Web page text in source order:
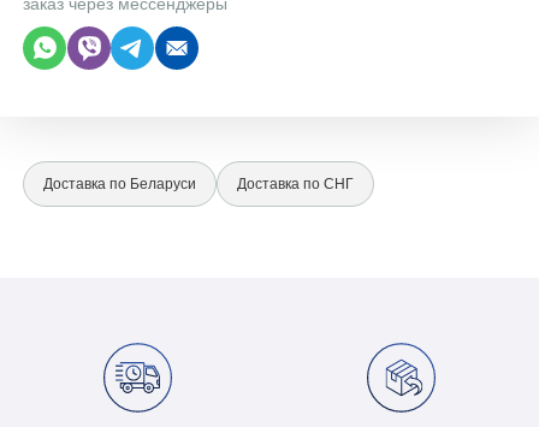
заказ через мессенджеры
Доставка по Беларуси Доставка по СНГ